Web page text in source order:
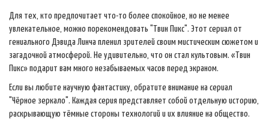
Для тех, кто предпочитает что-то более спокойное, но не менее
увлекательное, можно порекомендовать "Твин Пикс". Этот сериал от
гениального Дэвида Линча пленил зрителей своим мистическим сюжетом и
загадочной атмосферой. Не удивительно, что он стал культовым. «Твин
Пикс» подарит вам много незабываемых часов перед экраном.
Если вы любите научную фантастику, обратите внимание на сериал
"Чёрное зеркало". Каждая серия представляет собой отдельную историю,
раскрывающую тёмные стороны технологий и их влияние на общество.